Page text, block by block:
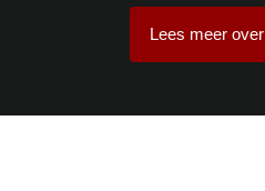
Lees meer